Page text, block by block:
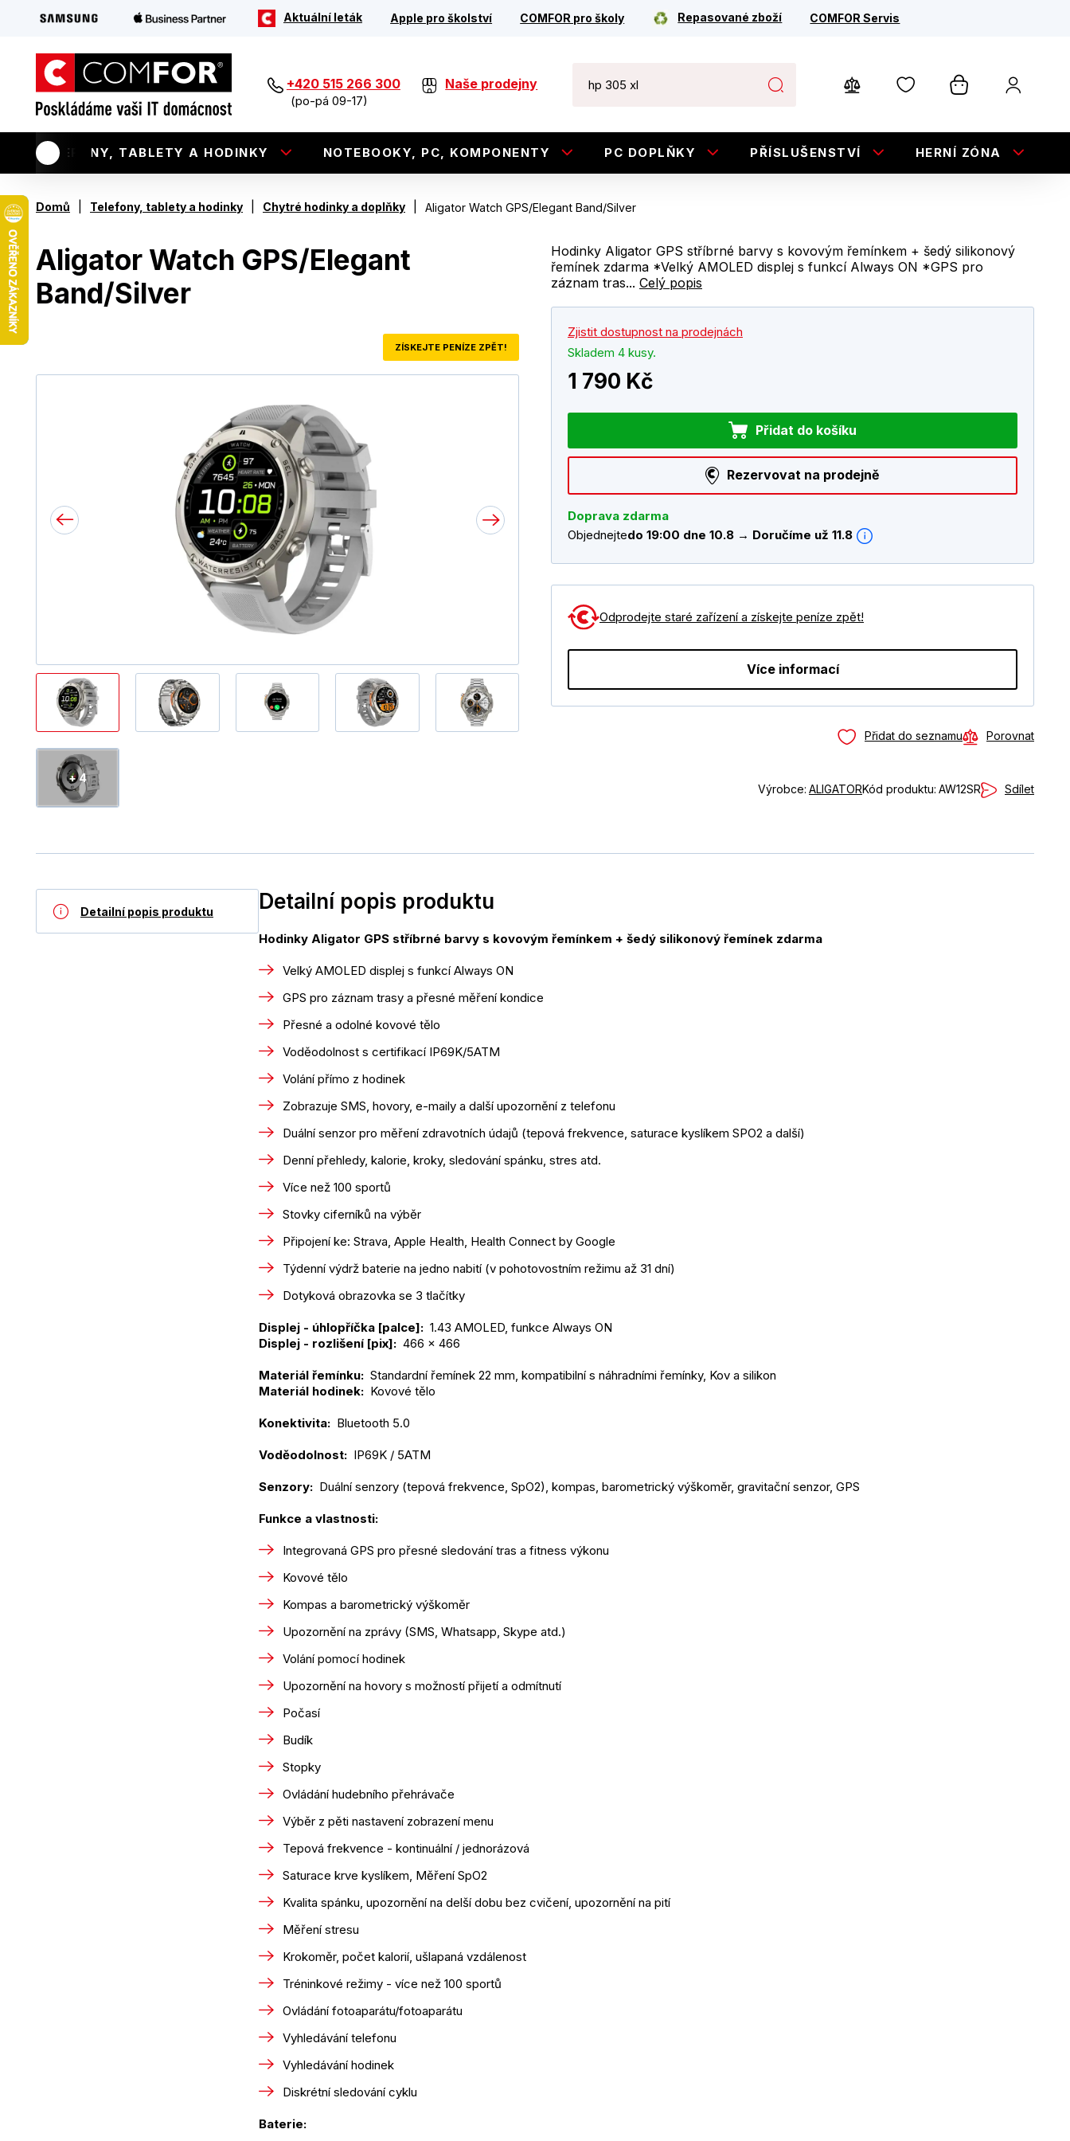
Aktuální leták Apple pro školství COMFOR pro školy Repasované zboží COMFOR Servis
+420 515 266 300
(po-pá 09-17)
Naše prodejny
TELEFONY, TABLETY A HODINKY NOTEBOOKY, PC, KOMPONENTY PC DOPLŇKY PŘÍSLUŠENSTVÍ HERNÍ ZÓNA
Domů Telefony, tablety a hodinky Chytré hodinky a doplňky Aligator Watch GPS/Elegant Band/Silver
Aligator Watch GPS/Elegant
Band/Silver
ZÍSKEJTE PENÍZE ZPĚT!
+ 4
Hodinky Aligator GPS stříbrné barvy s kovovým řemínkem + šedý silikonový
řemínek zdarma *Velký AMOLED displej s funkcí Always ON *GPS pro
záznam tras... Celý popis
Zjistit dostupnost na prodejnách
Skladem 4 kusy.
1 790 Kč
Přidat do košíku
Rezervovat na prodejně
Doprava zdarma
Objednejtedo 19:00 dne 10.8 → Doručíme už 11.8
Odprodejte staré zařízení a získejte peníze zpět!
Více informací
Přidat do seznamu Porovnat
Výrobce: ALIGATORKód produktu: AW12SR Sdílet
Detailní popis produktu Detailní popis produktu
Hodinky Aligator GPS stříbrné barvy s kovovým řemínkem + šedý silikonový řemínek zdarma
Velký AMOLED displej s funkcí Always ON
GPS pro záznam trasy a přesné měření kondice
Přesné a odolné kovové tělo
Voděodolnost s certifikací IP69K/5ATM
Volání přímo z hodinek
Zobrazuje SMS, hovory, e-maily a další upozornění z telefonu
Duální senzor pro měření zdravotních údajů (tepová frekvence, saturace kyslíkem SPO2 a další)
Denní přehledy, kalorie, kroky, sledování spánku, stres atd.
Více než 100 sportů
Stovky ciferníků na výběr
Připojení ke: Strava, Apple Health, Health Connect by Google
Týdenní výdrž baterie na jedno nabití (v pohotovostním režimu až 31 dní)
Dotyková obrazovka se 3 tlačítky
Displej - úhlopříčka [palce]: 1.43 AMOLED, funkce Always ON
Displej - rozlišení [pix]: 466 x 466
Materiál řemínku: Standardní řemínek 22 mm, kompatibilní s náhradními řemínky, Kov a silikon
Materiál hodinek: Kovové tělo
Konektivita: Bluetooth 5.0
Voděodolnost: IP69K / 5ATM
Senzory: Duální senzory (tepová frekvence, SpO2), kompas, barometrický výškoměr, gravitační senzor, GPS
Funkce a vlastnosti:
Integrovaná GPS pro přesné sledování tras a fitness výkonu
Kovové tělo
Kompas a barometrický výškoměr
Upozornění na zprávy (SMS, Whatsapp, Skype atd.)
Volání pomocí hodinek
Upozornění na hovory s možností přijetí a odmítnutí
Počasí
Budík
Stopky
Ovládání hudebního přehrávače
Výběr z pěti nastavení zobrazení menu
Tepová frekvence - kontinuální / jednorázová
Saturace krve kyslíkem, Měření SpO2
Kvalita spánku, upozornění na delší dobu bez cvičení, upozornění na pití
Měření stresu
Krokoměr, počet kalorií, ušlapaná vzdálenost
Tréninkové režimy - více než 100 sportů
Ovládání fotoaparátu/fotoaparátu
Vyhledávání telefonu
Vyhledávání hodinek
Diskrétní sledování cyklu
Baterie: